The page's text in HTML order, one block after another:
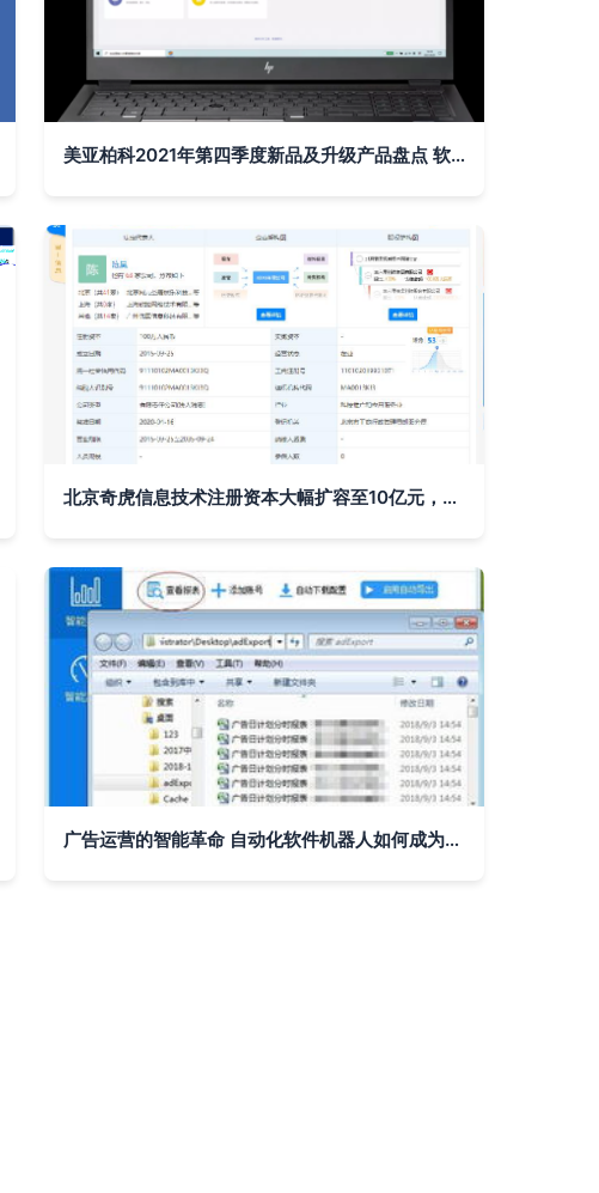
美亚柏科2021年第四季度新品及升级产品盘点 软件与辅助设备的创新突破
北京奇虎信息技术注册资本大幅扩容至10亿元，赋能产业转型
广告运营的智能革命 自动化软件机器人如何成为效率倍增器